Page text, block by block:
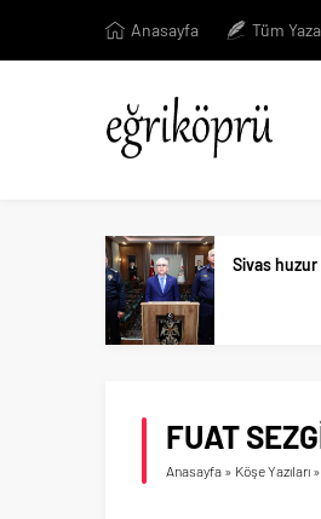
Anasayfa Tüm
Sivas
FUAT
Anasayfa » Köşe Yazıları »